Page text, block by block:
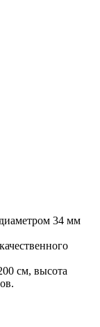
34 мм
см, высота